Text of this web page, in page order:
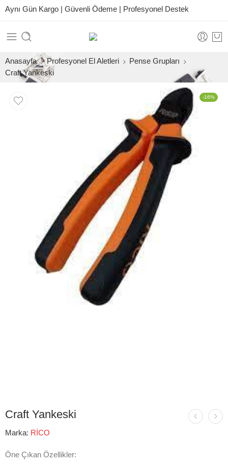
Aynı Gün Kargo | Güvenli Ödeme | Profesyonel Destek
Anasayfa Profesyonel El Aletleri
Pense Grupları
Craft Yankeski
-16%
Craft Yankeski
Marka: RİCO
Öne Çıkan Özellikler: